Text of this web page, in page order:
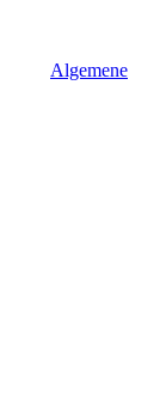
Algemene